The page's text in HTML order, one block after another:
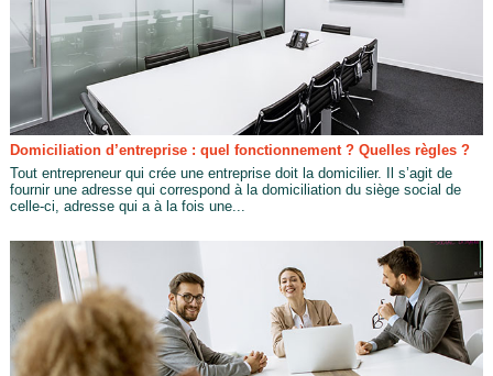
Domiciliation d’entreprise : quel fonctionnement ? Quelles règles ?
Tout entrepreneur qui crée une entreprise doit la domicilier. Il s’agit de
fournir une adresse qui correspond à la domiciliation du siège social de
celle-ci, adresse qui a à la fois une...